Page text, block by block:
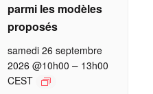
parmi les modèles
proposés
samedi 26 septembre
2026 @10h00 – 13h00
CEST